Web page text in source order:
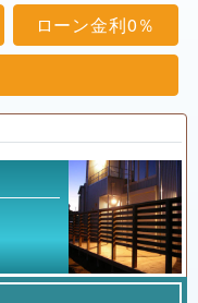
ローン金利0％